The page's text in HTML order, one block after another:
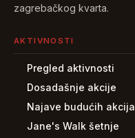
zagrebačkog kvarta.
AKTIVNOSTI
Pregled aktivnosti
Dosadašnje akcije
Najave budućih akcija
Jane's Walk šetnje